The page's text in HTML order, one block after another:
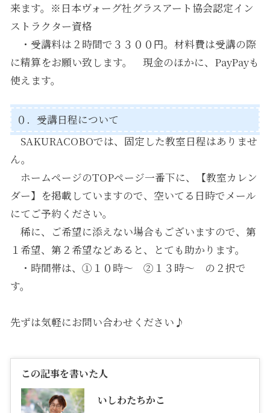
来ます。※日本ヴォーグ社グラスアート協会認定イン
ストラクター資格
・受講料は２時間で３３００円。材料費は受講の際
に精算をお願い致します。 現金のほかに、PayPayも
使えます。
０．受講日程について
SAKURACOBOでは、固定した教室日程はありませ
ん。
ホームページのTOPページ一番下に、【教室カレン
ダー】を掲載していますので、空いてる日時でメール
にてご予約ください。
稀に、ご希望に添えない場合もございますので、第
１希望、第２希望などあると、とても助かります。
・時間帯は、①１０時～ ②１３時～ の２択で
す。
先ずは気軽にお問い合わせ ください♪
この記事を書いた人
いしわたちかこ